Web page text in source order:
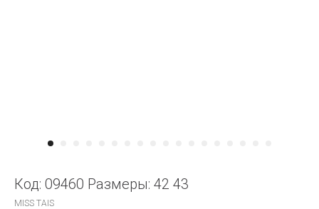
Код: 09460 Размеры: 42 43
MISS TAIS